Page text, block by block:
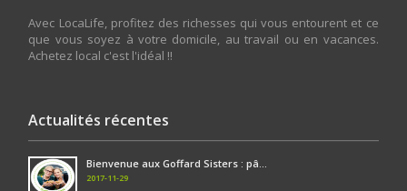
Avec LocaLife, profitez des richesses qui vous entourent et ce
que vous soyez à votre domicile, au travail ou en vacances.
Achetez local c'est l'idéal !!
Actualités récentes
Bienvenue aux Goffard Sisters : pâ...
2017-11-29